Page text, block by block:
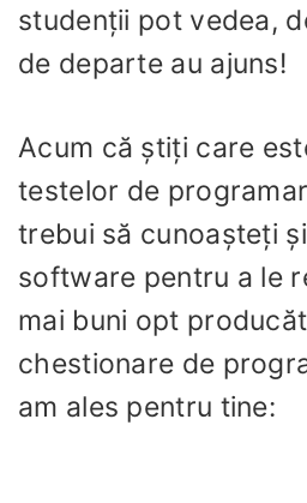
studenții pot vedea,
de departe au ajuns!
Acum că știți care
testelor de
trebui să cunoașteți
software pentru a le
mai buni opt
chestionare de
am ales pentru tine: